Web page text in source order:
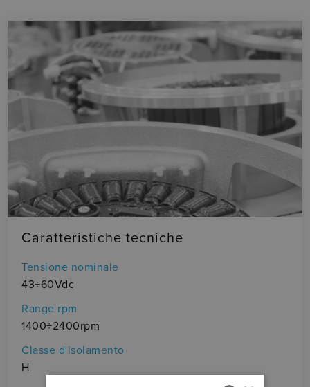
Caratteristiche tecniche
Tensione nominale
43÷60Vdc
Range rpm
1400÷2400rpm
Classe d'isolamento
H